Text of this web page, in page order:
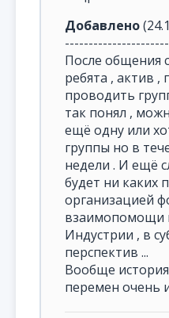
Добавлено
После общения
ребята , актив
проводить
так понял ,
ещё одну или
группы но в
недели . И ещё
будет ни каких
организацией
взаимопомощи
Индустрии , в
перспектив ...
Вообще история
перемен очень